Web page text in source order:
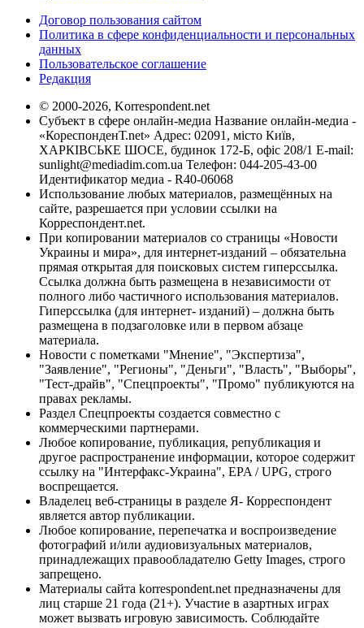
Договор пользования сайтом
Политика в сфере конфиденциальности и персональных
данных
Пользовательское соглашение
Редакция
© 2000-2026, Korrespondent.net
Субъект в сфере онлайн-медиа Название онлайн-медиа -
«КореспонденТ.net» Адрес: 02091, місто Київ,
ХАРКІВСЬКЕ ШОСЕ, будинок 172-Б, офіс 208/1 E-mail:
sunlight@mediadim.com.ua Телефон: 044-205-43-00
Идентификатор медиа - R40-06068
Использование любых материалов, размещённых на
сайте, разрешается при условии ссылки на
Корреспондент.net.
При копировании материалов со страницы «Новости
Украины и мира», для интернет-изданий – обязательна
прямая открытая для поисковых систем гиперссылка.
Ссылка должна быть размещена в независимости от
полного либо частичного использования материалов.
Гиперссылка (для интернет- изданий) – должна быть
размещена в подзаголовке или в первом абзаце
материала.
Новости с пометками "Мнение", "Экспертиза",
"Заявление", "Регионы", "Деньги", "Власть", "Выборы",
"Тест-драйв", "Спецпроекты", "Промо" публикуются на
правах рекламы.
Раздел Спецпроекты создается совместно с
коммерческими партнерами.
Любое копирование, публикация, републикация и
другое распространение информации, которое содержит
ссылку на "Интерфакс-Украина", EPA / UPG, строго
воспрещается.
Владелец веб-страницы в разделе Я- Корреспондент
является автор публикации.
Любое копирование, перепечатка и воспроизведение
фотографий и/или аудиовизуальных материалов,
принадлежащих правообладателю Getty Images, строго
запрещено.
Материалы сайта korrespondent.net предназначены для
лиц старше 21 года (21+). Участие в азартных играх
может вызвать игровую зависимость. Соблюдайте